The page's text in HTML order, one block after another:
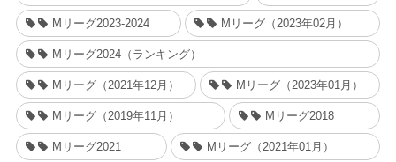
Mリーグ2023-2024 Mリーグ（2023年02月）
Mリーグ2024（ランキング）
Mリーグ（2021年12月） Mリーグ（2023年01月）
Mリーグ（2019年11月） Mリーグ2018
Mリーグ2021 Mリーグ（2021年01月）